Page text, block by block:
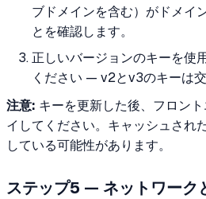
ブドメインを含む）がドメイ
とを確認します。
正しいバージョンのキーを使
ください — v2とv3のキーは交
注意: キーを更新した後、フロン
イしてください。キャッシュされ
している可能性があります。
ステップ5 — ネットワーク